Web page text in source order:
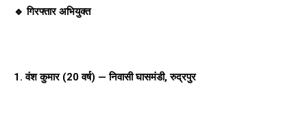
🔹 गिरफ्तार अभियुक्त
1. वंश कुमार (20 वर्ष) — निवासी घासमंडी, रुद्रपुर